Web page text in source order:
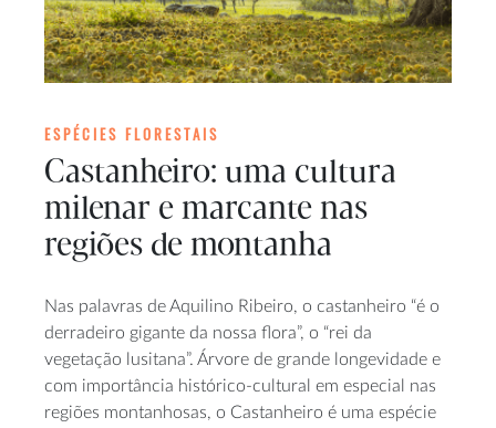
ESPÉCIES FLORESTAIS
Castanheiro: uma cultura
milenar e marcante nas
regiões de montanha
Nas palavras de Aquilino Ribeiro, o castanheiro “é o
derradeiro gigante da nossa flora”, o “rei da
vegetação lusitana”. Árvore de grande longevidade e
com importância histórico-cultural em especial nas
regiões montanhosas, o Castanheiro é uma espécie